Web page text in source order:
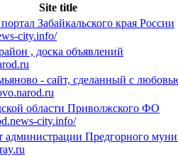
Site title
Забайкальского края России
city.info/
, доска объявлений
- сайт, сделанный с
области Приволжского ФО
city.info/
Предгорного